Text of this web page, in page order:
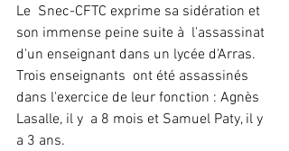
Le  Snec-CFTC exprime sa sidération et
son immense peine suite à  l'assassinat
d'un enseignant dans un lycée d'Arras.
Trois enseignants  ont été assassinés
dans l'exercice de leur fonction : Agnès
Lasalle, il y  a 8 mois et Samuel Paty, il y
a 3 ans.